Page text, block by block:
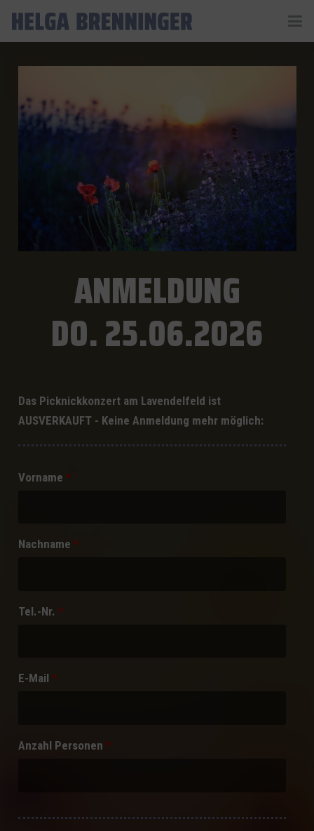
ANMELDUNG
DO. 25.06.2026
Das Picknickkonzert am Lavendelfeld ist
AUSVERKAUFT - Keine Anmeldung mehr möglich:
Vorname *
Nachname *
Tel.-Nr. *
E-Mail *
Anzahl Personen *